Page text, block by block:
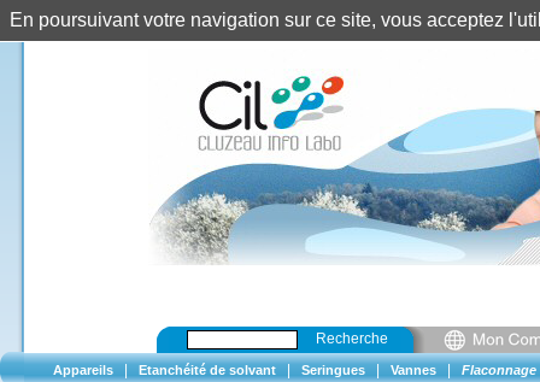
Recherche
Appareils Etanchéité de solvant Seringues Vannes Flaconnage
En poursuivant votre navigation sur ce site, vous acceptez